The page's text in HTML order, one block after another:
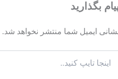
بگذارید
ایمیل شما منتشر نخواهد شد.
تایپ